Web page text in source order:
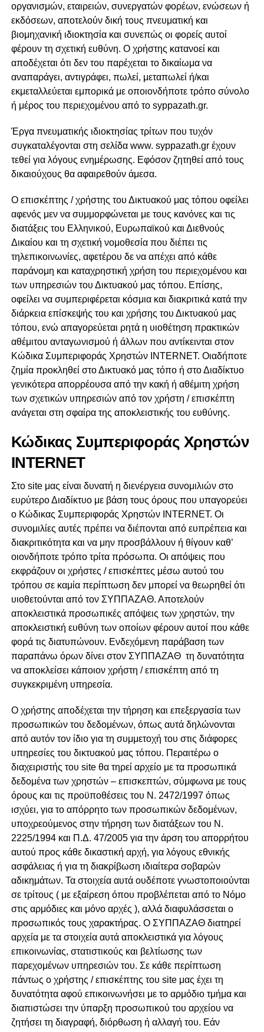
οργανισμών, εταιρειών, συνεργατών φορέων, ενώσεων ή
εκδόσεων, αποτελούν δική τους πνευματική και
βιομηχανική ιδιοκτησία και συνεπώς οι φορείς αυτοί
φέρουν τη σχετική ευθύνη. Ο χρήστης κατανοεί και
αποδέχεται ότι δεν του παρέχεται το δικαίωμα να
αναπαράγει, αντιγράφει, πωλεί, μεταπωλεί ή/και
εκμεταλλεύεται εμπορικά με οποιονδήποτε τρόπο σύνολο
ή μέρος του περιεχομένου από το syppazath.gr.
Έργα πνευματικής ιδιοκτησίας τρίτων που τυχόν
συγκαταλέγονται στη σελίδα www. syppazath.gr έχουν
τεθεί για λόγους ενημέρωσης. Εφόσον ζητηθεί από τους
δικαιούχους θα αφαιρεθούν άμεσα.
Ο επισκέπτης / χρήστης του Δικτυακού μας τόπου οφείλει
αφενός μεν να συμμορφώνεται με τους κανόνες και τις
διατάξεις του Ελληνικού, Ευρωπαϊκού και Διεθνούς
Δικαίου και τη σχετική νομοθεσία που διέπει τις
τηλεπικοινωνίες, αφετέρου δε να απέχει από κάθε
παράνομη και καταχρηστική χρήση του περιεχομένου και
των υπηρεσιών του Δικτυακού μας τόπου. Επίσης,
οφείλει να συμπεριφέρεται κόσμια και διακριτικά κατά την
διάρκεια επίσκεψής του και χρήσης του Δικτυακού μας
τόπου, ενώ απαγορεύεται ρητά η υιοθέτηση πρακτικών
αθέμιτου ανταγωνισμού ή άλλων που αντίκεινται στον
Κώδικα Συμπεριφοράς Χρηστών INTERNET. Οιαδήποτε
ζημία προκληθεί στο Δικτυακό μας τόπο ή στο Διαδίκτυο
γενικότερα απορρέουσα από την κακή ή αθέμιτη χρήση
των σχετικών υπηρεσιών από τον χρήστη / επισκέπτη
ανάγεται στη σφαίρα της αποκλειστικής του ευθύνης.
Κώδικας Συμπεριφοράς Χρηστών
INTERNET
Στο site μας είναι δυνατή η διενέργεια συνομιλιών στο
ευρύτερο Διαδίκτυο με βάση τους όρους που υπαγορεύει
ο Κώδικας Συμπεριφοράς Χρηστών INTERNET. Οι
συνομιλίες αυτές πρέπει να διέπονται από ευπρέπεια και
διακριτικότητα και να μην προσβάλλουν ή θίγουν καθ’
οιονδήποτε τρόπο τρίτα πρόσωπα. Οι απόψεις που
εκφράζουν οι χρήστες / επισκέπτες μέσω αυτού του
τρόπου σε καμία περίπτωση δεν μπορεί να θεωρηθεί ότι
υιοθετούνται από τον ΣΥΠΠΑΖΑΘ. Αποτελούν
αποκλειστικά προσωπικές απόψεις των χρηστών, την
αποκλειστική ευθύνη των οποίων φέρουν αυτοί που κάθε
φορά τις διατυπώνουν. Ενδεχόμενη παράβαση των
παραπάνω όρων δίνει στον ΣΥΠΠΑΖΑΘ τη δυνατότητα
να αποκλείσει κάποιον χρήστη / επισκέπτη από τη
συγκεκριμένη υπηρεσία.
Ο χρήστης αποδέχεται την τήρηση και επεξεργασία των
προσωπικών του δεδομένων, όπως αυτά δηλώνονται
από αυτόν τον ίδιο για τη συμμετοχή του στις διάφορες
υπηρεσίες του δικτυακού μας τόπου. Περαιτέρω ο
διαχειριστής του site θα τηρεί αρχείο με τα προσωπικά
δεδομένα των χρηστών – επισκεπτών, σύμφωνα με τους
όρους και τις προϋποθέσεις του Ν. 2472/1997 όπως
ισχύει, για το απόρρητο των προσωπικών δεδομένων,
υποχρεούμενος στην τήρηση των διατάξεων του Ν.
2225/1994 και Π.Δ. 47/2005 για την άρση του απορρήτου
αυτού προς κάθε δικαστική αρχή, για λόγους εθνικής
ασφάλειας ή για τη διακρίβωση ιδιαίτερα σοβαρών
αδικημάτων. Τα στοιχεία αυτά ουδέποτε γνωστοποιούνται
σε τρίτους ( με εξαίρεση όπου προβλέπεται από το Νόμο
στις αρμόδιες και μόνο αρχές ), αλλά διαφυλάσσεται ο
προσωπικός τους χαρακτήρας. Ο ΣΥΠΠΑΖΑΘ διατηρεί
αρχεία με τα στοιχεία αυτά αποκλειστικά για λόγους
επικοινωνίας, στατιστικούς και βελτίωσης των
παρεχομένων υπηρεσιών του. Σε κάθε περίπτωση
πάντως ο χρήστης / επισκέπτης του site μας έχει τη
δυνατότητα αφού επικοινωνήσει με το αρμόδιο τμήμα και
διαπιστώσει την ύπαρξη προσωπικού του αρχείου να
ζητήσει τη διαγραφή, διόρθωση ή αλλαγή του. Εάν